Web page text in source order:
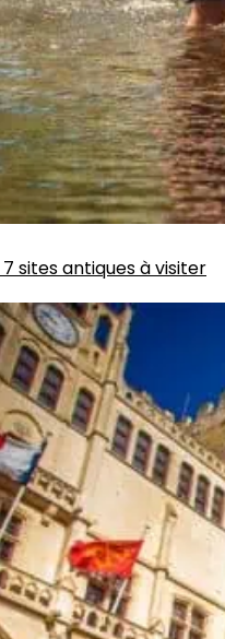
7 sites antiques à visiter